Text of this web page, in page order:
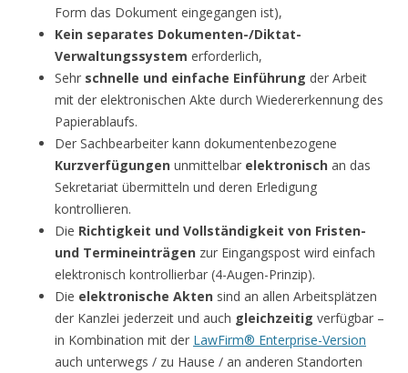
Form das Dokument eingegangen ist),
Kein separates Dokumenten-/Diktat-
Verwaltungssystem erforderlich,
Sehr schnelle und einfache Einführung der Arbeit
mit der elektronischen Akte durch Wiedererkennung des
Papierablaufs.
Der Sachbearbeiter kann dokumentenbezogene
Kurzverfügungen unmittelbar elektronisch an das
Sekretariat übermitteln und deren Erledigung
kontrollieren.
Die Richtigkeit und Vollständigkeit von Fristen-
und Termineinträgen zur Eingangspost wird einfach
elektronisch kontrollierbar (4-Augen-Prinzip).
Die elektronische Akten sind an allen Arbeitsplätzen
der Kanzlei jederzeit und auch gleichzeitig verfügbar –
in Kombination mit der LawFirm® Enterprise-Version
auch unterwegs / zu Hause / an anderen Standorten